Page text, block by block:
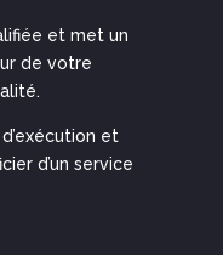
et met un
de votre
et
d’un service